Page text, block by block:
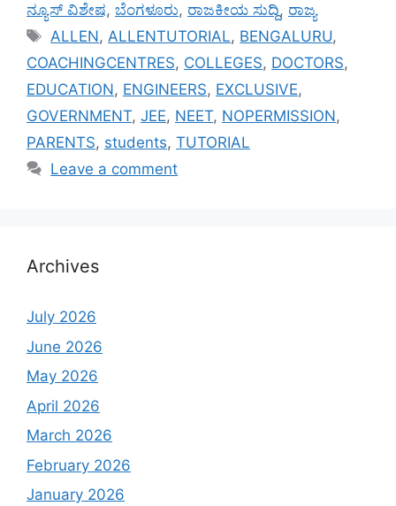
ನ್ಯೂಸ್ ವಿಶೇಷ, ಬೆಂಗಳೂರು, ರಾಜಕೀಯ ಸುದ್ದಿ, ರಾಜ್ಯ
Tags
ALLEN,ALLENTUTORIAL, BENGALURU,
COACHINGCENTRES, COLLEGES, DOCTORS,
EDUCATION, ENGINEERS, EXCLUSIVE,
GOVERNMENT, JEE, NEET, NOPERMISSION,
PARENTS, students, TUTORIAL
Leave a comment
Archives
July 2026
June 2026
May 2026
April 2026
March 2026
February 2026
January 2026